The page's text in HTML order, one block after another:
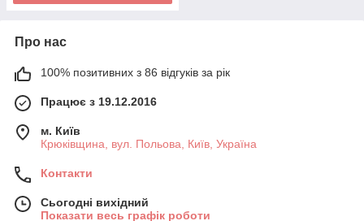
Про нас
100% позитивних з 86 відгуків за рік
Працює з 19.12.2016
м. Київ
Крюківщина, вул. Польова, Київ, Україна
Контакти
Сьогодні вихідний
Показати весь графік роботи